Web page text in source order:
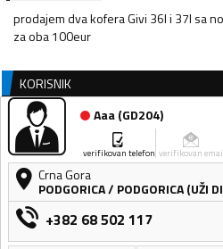
prodajem dva kofera Givi 36l i 37l sa
za oba 100eur
KORISNIK
Aaa(GD204)
verifikovan telefon verifikovan
Crna Gora
PODGORICA/ PODGORICA (UŽI
+382 68 502 117